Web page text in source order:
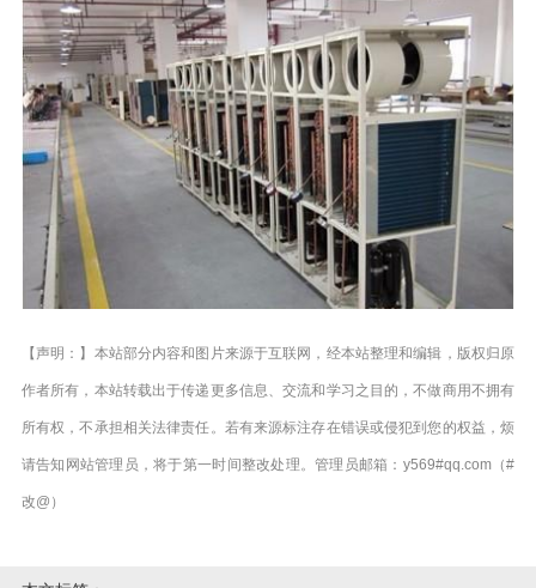
【声明：】本站部分内容和图片来源于互联网，经本站整理和编辑，版权归原
作者所有，本站转载出于传递更多信息、交流和学习之目的，不做商用不拥有
所有权，不承担相关法律责任。若有来源标注存在错误或侵犯到您的权益，烦
请告知网站管理员，将于第一时间整改处理。管理员邮箱：y569#qq.com（#
改@）